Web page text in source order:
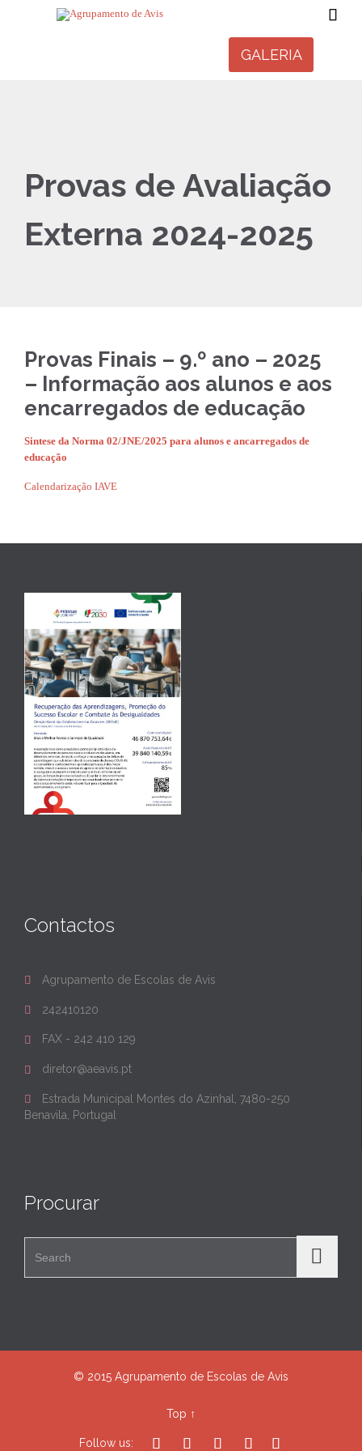

GALERIA
Provas de Avaliação
Externa 2024-2025
Provas Finais – 9.º ano – 2025
– Informação aos alunos e aos
encarregados de educação
Sintese da Norma 02/JNE/2025 para alunos e ancarregados de
educação
Calendarização IAVE
Contactos
 Agrupamento de Escolas de Avis
 242410120
 FAX - 242 410 129
 diretor@aeavis.pt

Estrada Municipal Montes do Azinhal, 7480-250
Benavila, Portugal
Procurar
© 2015 Agrupamento de Escolas de Avis
Top ↑
Follow us:     